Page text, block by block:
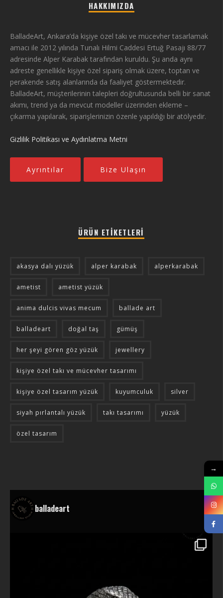
HAKKIMIZDA
BalladeArt, Ankara’da kişiye özel takı ve mücevher tasarlamak
amacı ile 2012 yılında Tunalı Hilmi Caddesi Ertuğ Pasajı 88/77
adresinde Alper Karabak tarafından kuruldu. Şu anda aynı
adreste genellikle kişiye özel sipariş olmak üzere, toptan ve
perakende satış alanlarında da faaliyet göstermektedir.
BalladeArt, müşterilerinin talepleri doğrultusunda belli bir sanat
akımı, trend ya da mevcut modeller üzerinden ekleme –
çıkarma yapılarak, siparişlerinizin özenle yapıldığı bir atölyedir.
Gizlilik Politikası ve Aydınlatma Metni
Ayrıntılar Bize Ulaşın
ÜRÜN ETIKETLERI
akasya dalı yüzük alper karabak alperkarabak
ametist ametist yüzük
anima dulcis vivas mecum ballade art
balladeart doğal taş gümüş
her şeyi gören göz yüzük jewellery
kişiye özel takı ve mücevher tasarımı
kişiye özel tasarım yüzük kuyumculuk silver
siyah pırlantalı yüzük takı tasarımı yüzük
özel tasarım
balladeart
→